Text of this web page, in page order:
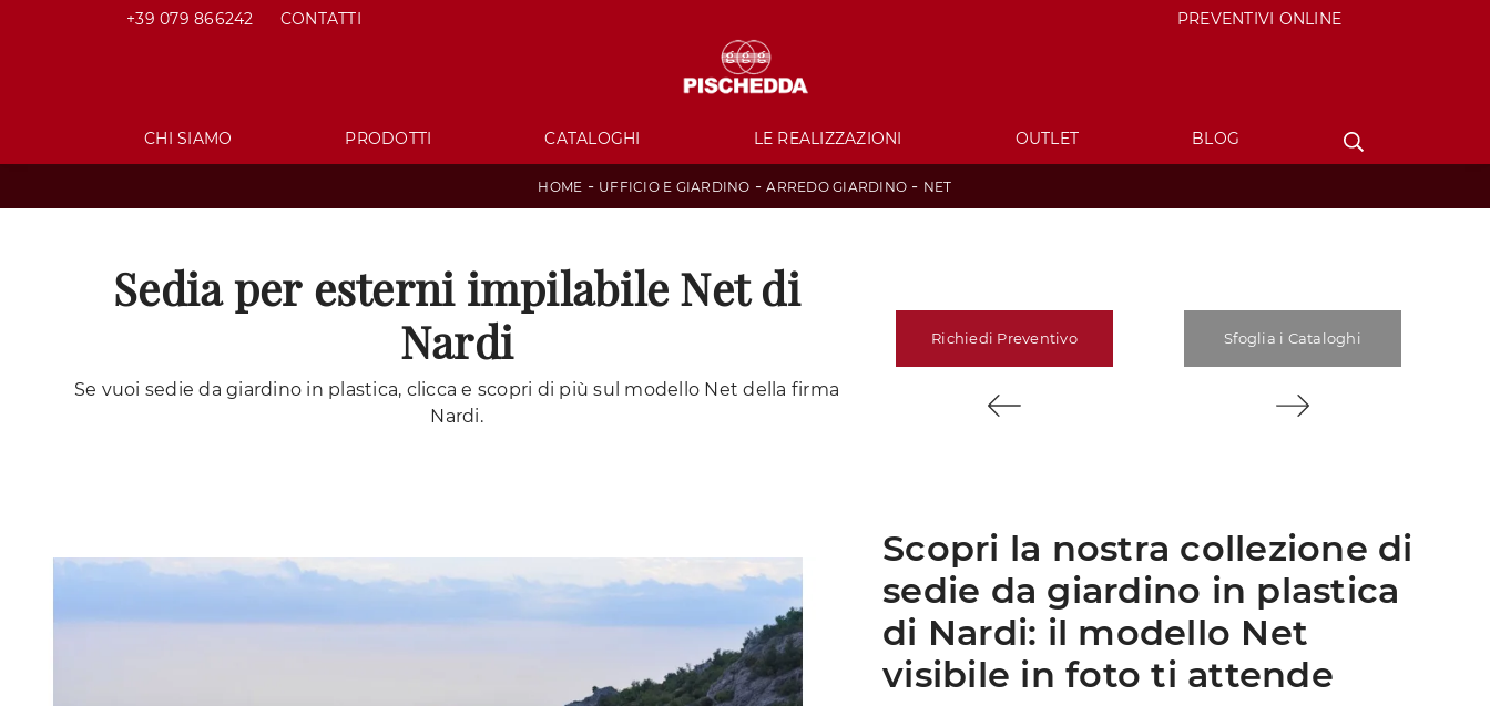
+39 079 866242 CONTATTI PREVENTIVI ONLINE
CHI SIAMO PRODOTTI CATALOGHI LE REALIZZAZIONI OUTLET BLOG
HOME - UFFICIO E GIARDINO -ARREDO GIARDINO - NET
Sedia per esterni impilabile Net di
Nardi
Se vuoi sedie da giardino in plastica, clicca e scopri di più sul modello Net della firma
Nardi.
Richiedi Preventivo Sfoglia i Cataloghi
Scopri la nostra collezione di
sedie da giardino in plastica
di Nardi: il modello Net
visibile in foto ti attende